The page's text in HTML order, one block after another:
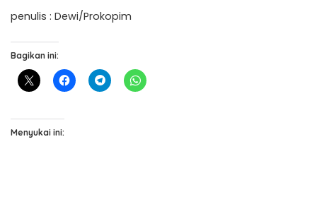
penulis : Dewi/Prokopim
Bagikan ini:
Menyukai ini: